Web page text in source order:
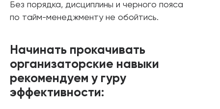
Без порядка, дисциплины и черного пояса
по тайм-менеджменту не обойтись.
Начинать прокачивать
организаторские навыки
рекомендуем у гуру
эффективности: